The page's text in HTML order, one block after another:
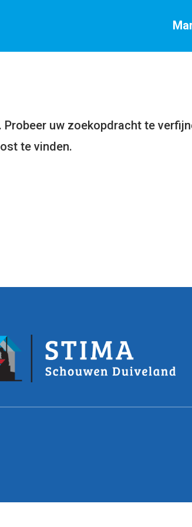
uw zoekopdracht te
te vinden.